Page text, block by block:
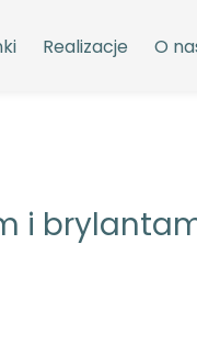
Realizacje O
i